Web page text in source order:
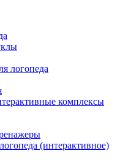
логопеда
комплексы
(интерактивное)